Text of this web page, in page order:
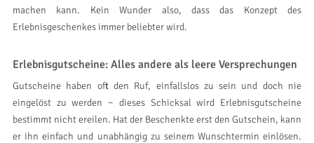
machen kann. Kein Wunder also, dass das Konzept des
Erlebnisgeschenkes immer beliebter wird.
Erlebnisgutscheine: Alles andere als leere Versprechungen
Gutscheine haben oft den Ruf, einfallslos zu sein und doch nie
eingelöst zu werden − dieses Schicksal wird Erlebnisgutscheine
bestimmt nicht ereilen. Hat der Beschenkte erst den Gutschein, kann
er ihn einfach und unabhängig zu seinem Wunschtermin einlösen.